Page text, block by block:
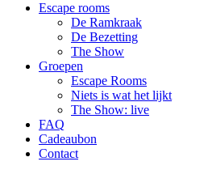
Escape rooms
De Ramkraak
De Bezetting
The Show
Groepen
Escape Rooms
Niets is wat het lijkt
The Show: live
FAQ
Cadeaubon
Contact